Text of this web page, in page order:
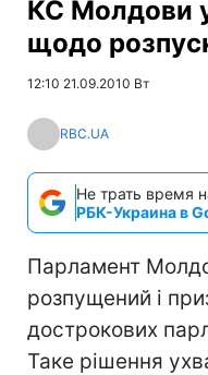
КС Молдови
щодо
12:10 21.09.2010 Вт
RBC.UA
Не трать время
РБК-Украина в
Парламент
розпущений і
дострокових
Таке рішення